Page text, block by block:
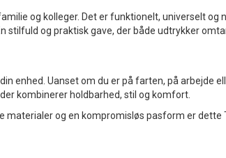
og kolleger. Det er funktionelt, universelt og
og praktisk gave, der både udtrykker
enhed. Uanset om du er på farten, på arbejde
kombinerer holdbarhed, stil og komfort.
og en kompromisløs pasform er dette